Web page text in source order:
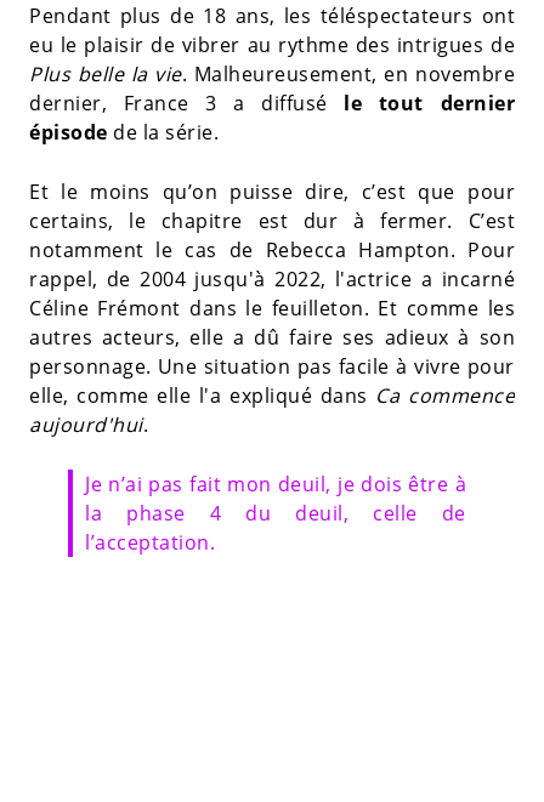
Pendant plus de 18 ans, les téléspectateurs ont
eu le plaisir de vibrer au rythme des intrigues de
Plus belle la vie. Malheureusement, en novembre
dernier, France 3 a diffusé le tout dernier
épisode de la série.
Et le moins qu’on puisse dire, c’est que pour
certains, le chapitre est dur à fermer. C’est
notamment le cas de Rebecca Hampton. Pour
rappel, de 2004 jusqu'à 2022, l'actrice a incarné
Céline Frémont dans le feuilleton. Et comme les
autres acteurs, elle a dû faire ses adieux à son
personnage. Une situation pas facile à vivre pour
elle, comme elle l'a expliqué dans Ca commence
aujourd'hui.
Je n’ai pas fait mon deuil, je dois être à
la phase 4 du deuil, celle de
l’acceptation.